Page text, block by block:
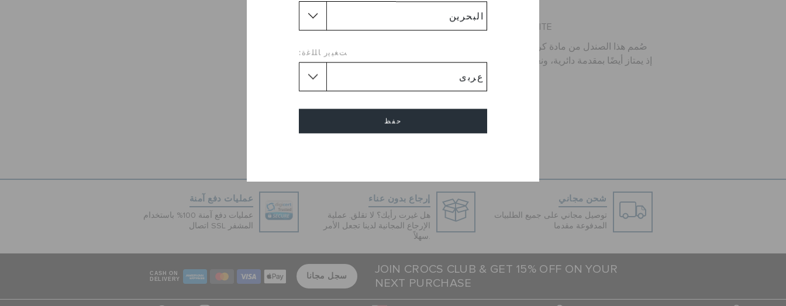
ﺖﻐﻴﻳﺭ ﺎﻠﻠﻏﺓ:
حفظ
صندل سويفتواتر للنساء
العنصر #203998-462-NAVY-WHITE
صُمم هذا الصندل من مادة كروسلايت والذي يمتاز بأناقته العالية،
إذ يمتاز أيضًا بمقدمة دائرية، ونعل مطاطي يمنح مرونة لمرتديه في
Upper Material :
شحن مجاني
توصيل مجاني على جميع الطلبيات
المدفوعة مقدما
إرجاع بدون عناء
هل غيرت رأيك؟ لا تقلق. عملية
الإرجاع المجانية لدينا تجعل الأمر
سهلاً.
عمليات دفع آمنة
عمليات دفع آمنة 100% باستخدام
اتصال SSL المشفر
JOIN CROCS CLUB & GET 15% OFF ON YOUR
NEXT PURCHASE
سجل مجانا
CASH ON
DELIVERY